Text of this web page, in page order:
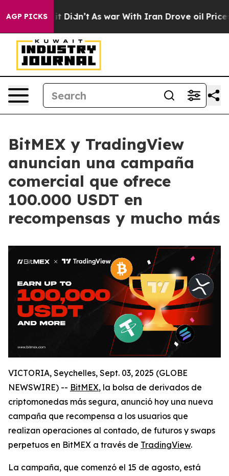
AGP PICKS
Well, it Didn’t As war With Iran Drove oil Prices
BitMEX y TradingView
anuncian una campaña
comercial que ofrece
100.000 USDT en
recompensas y mucho más
VICTORIA, Seychelles, Sept. 03, 2025 (GLOBE
NEWSWIRE) -- BitMEX, la bolsa de derivados de
criptomonedas más segura, anunció hoy una nueva
campaña que recompensa a los usuarios que
realizan operaciones al contado, de futuros y swaps
perpetuos en BitMEX a través de TradingView.
La campaña, que comenzó el 15 de agosto, está